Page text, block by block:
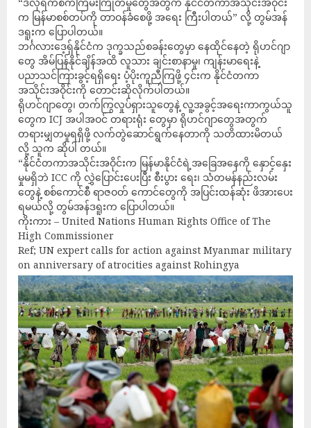
က မြန်မာစစ်တပ်ကို တာဝန်ခံစေဖို့ အရေး ကြီးပါတယ်” လို့ တွမ်အန်
ဒရူးက ပြောပါတယ်။
ဘင်္ဂလားဒေ့ရှ်နိုင်ငံက ဒုက္ခသည်စခန်းတွေမှာ နေထိုင်နေတဲ့ ရိုဟင်ဂျာ
တွေ အိမ်ပြန်နိုင်ချိန်အထိ လူသား ချင်းစာနာမှု၊ ကျန်းမာရေးနဲ့
ပညာသင်ကြားခွင့်ရရှိရေး ပံ့ပိုးကူညီကြဖို့ ၄င်းက နိုင်ငံတကာ
အသိုင်းအဝိုင်းကို တောင်းဆိုလိုက်ပါတယ်။
ရိုဟင်ဂျာတွေ၊ တက်ကြွလှုပ်ရှားသူတွေနဲ့ လူ့အခွင့်အရေးကာကွယ်သူ
တွေက ICJ အပါအဝင် တရားရုံး တွေမှာ ရိုဟင်ဂျာတွေအတွက်
တရားမျှတမှုရရှိဖို့ လက်တွဲဆောင်ရွက်နေတာကို သတိထားမိတယ်
လို့ သူက ဆိုပါ တယ်။
“နိုင်ငံတကာအသိုင်းအဝိုင်းက မြန်မာနိုင်ငံရဲ့အခြေအနေကို နှောင့်နှေး
မှုမရှိဘဲ ICC ကို လွှဲပြောင်းပေးပြီး စီးပွား ရေး၊ သံတမန်နည်းလမ်း
တွေနဲ့ စစ်ကောင်စီ ရာဇဝတ် ကောင်တွေကို အပြင်းထန်ဆုံး ဖိအားပေး
ရမယ်လို့ တွမ်အန်ဒရူးက ပြောပါတယ်။
ကိုးကား – United Nations Human Rights Office of The
High Commissioner
Ref; UN expert calls for action against Myanmar military
on anniversary of atrocities against Rohingya